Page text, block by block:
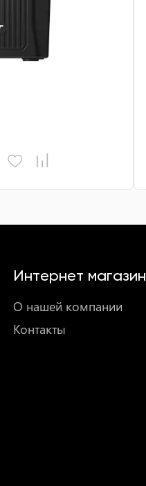
Интернет магазин
О нашей компании
Контакты